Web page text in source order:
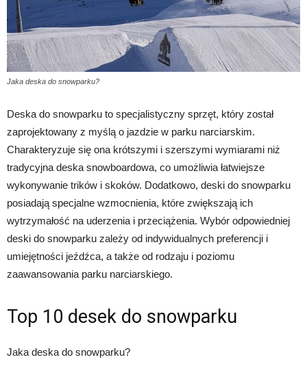
Jaka deska do snowparku?
Deska do snowparku to specjalistyczny sprzęt, który został
zaprojektowany z myślą o jazdzie w parku narciarskim.
Charakteryzuje się ona krótszymi i szerszymi wymiarami niż
tradycyjna deska snowboardowa, co umożliwia łatwiejsze
wykonywanie trików i skoków. Dodatkowo, deski do snowparku
posiadają specjalne wzmocnienia, które zwiększają ich
wytrzymałość na uderzenia i przeciążenia. Wybór odpowiedniej
deski do snowparku zależy od indywidualnych preferencji i
umiejętności jeźdźca, a także od rodzaju i poziomu
zaawansowania parku narciarskiego.
Top 10 desek do snowparku
Jaka deska do snowparku?